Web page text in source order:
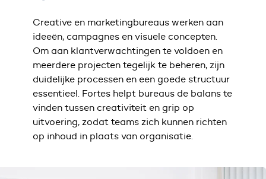
Creative en marketingbureaus werken aan
ideeën, campagnes en visuele concepten.
Om aan klantverwachtingen te voldoen en
meerdere projecten tegelijk te beheren, zijn
duidelijke processen en een goede structuur
essentieel. Fortes helpt bureaus de balans te
vinden tussen creativiteit en grip op
uitvoering, zodat teams zich kunnen richten
op inhoud in plaats van organisatie.